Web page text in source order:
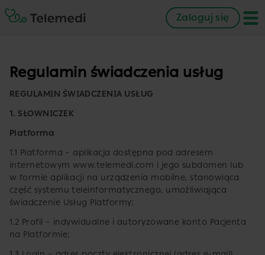
Zaloguj się
Regulamin świadczenia usług
REGULAMIN ŚWIADCZENIA USŁUG
1. SŁOWNICZEK
Platforma
1.1 Platforma – aplikacja dostępna pod adresem
internetowym www.telemedi.com i jego subdomen lub
w formie aplikacji na urządzenia mobilne, stanowiąca
część systemu teleinformatycznego, umożliwiająca
świadczenie Usług Platformy;
1.2 Profil – indywidualne i autoryzowane konto Pacjenta
na Platformie;